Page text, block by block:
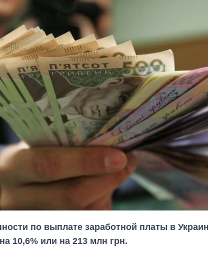
по выплате заработной платы в
10,6% или на 213 млн грн.